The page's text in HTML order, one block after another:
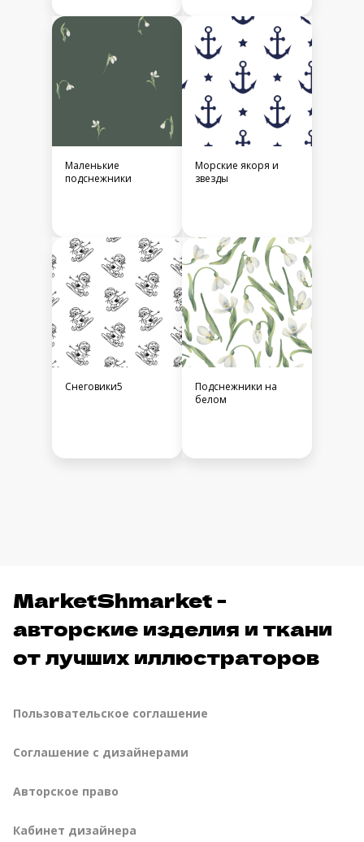
Маленькие
подснежники
Морские якоря и
звезды
Снеговики5
Подснежники на
белом
MarketShmarket -
авторские изделия и ткани
от лучших иллюстраторов
Пользовательское соглашение
Соглашение с дизайнерами
Авторское право
Кабинет дизайнера